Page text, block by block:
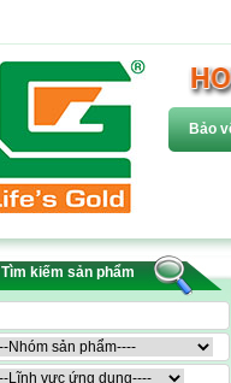
Bảo
Tìm kiếm sản phẩm